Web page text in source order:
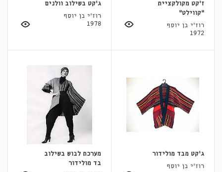
ז'קט מקולקציית
"קווילט"
רוז'י בן יוסף
1972
ג'קט בשילוב וולנים
רוז'י בן יוסף
1978
ג'קט מבד מולידור
רוז'י בן יוסף
מערכת לבוש בשילוב
בד מולידור